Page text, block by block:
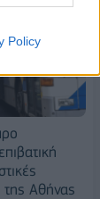
Policy
της Αθήνας